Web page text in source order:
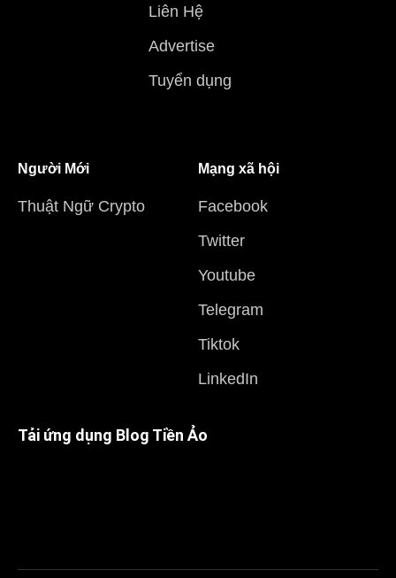
Liên Hệ
Advertise
Tuyển dụng
Người Mới
Thuật Ngữ Crypto
Mạng xã hội
Facebook
Twitter
Youtube
Telegram
Tiktok
LinkedIn
Tải ứng dụng Blog Tiền Ảo